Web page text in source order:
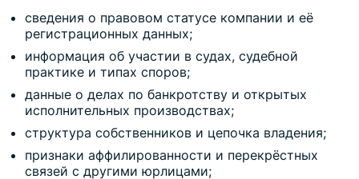
сведения о правовом статусе компании и её
регистрационных данных;
информация об участии в судах, судебной
практике и типах споров;
данные о делах по банкротству и открытых
исполнительных производствах;
структура собственников и цепочка владения;
признаки аффилированности и перекрёстных
связей с другими юрлицами;